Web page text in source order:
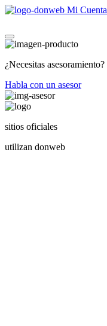
Mi Cuenta
¿Necesitas asesoramiento?
Habla con un asesor
sitios oficiales
utilizan donweb